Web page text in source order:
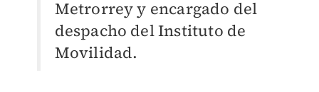
Metrorrey y encargado del
despacho del Instituto de
Movilidad.